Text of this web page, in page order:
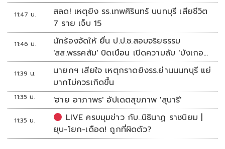
11:47 น.
สลด! เหตุยิง รร.เทพศิรินทร์ นนทบุรี เสียชีวิต
7 ราย เจ็บ 15
11:46 น.
นักร้องจัดให้ ยื่น ป.ป.ช.สอบจริยธรรม
'สส.พรรคส้ม' บิดเบือน เปิดความลับ 'บังเกอร์
ทหาร'
11:39 น.
นายกฯ เสียใจ เหตุกราดยิงรร.ย่านนนทบุรี แย่
มากไม่ควรเกิดขึ้น
11:35 น. 'ฮาย อาภาพร' อัปเดตสุขภาพ 'สุนารี'
11:35 น.
LIVE ครบมุมข่าว กับ..นิธินาฏ ราชนิยม |
ยุบ-โยก-เดือด! ถูกที่ผิดตัว?